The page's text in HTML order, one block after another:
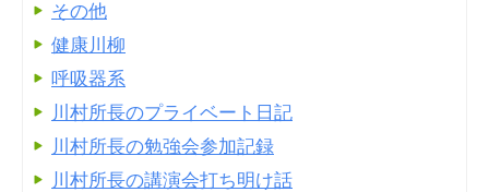
その他
健康川柳
呼吸器系
川村所長のプライベート日記
川村所長の勉強会参加記録
川村所長の講演会打ち明け話